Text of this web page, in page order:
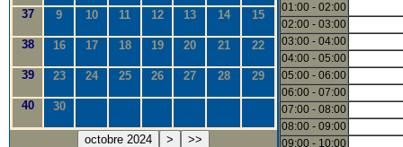
37 9 10 11 12 13 14 15
38 16 17 18 19 20 21 22
39 23 24 25 26 27 28 29
40 30
octobre 2024 >
>>
01:00 - 02:00
02:00 - 03:00
03:00 - 04:00
04:00 - 05:00
05:00 - 06:00
06:00 - 07:00
07:00 - 08:00
08:00 - 09:00
09:00 - 10:00